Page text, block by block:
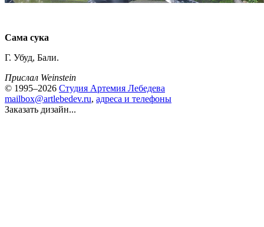
Сама сука
Г. Убуд, Бали.
Прислал Weinstein
© 1995–2026 Студия Артемия Лебедева
mailbox@artlebedev.ru, адреса и телефоны
Заказать дизайн...